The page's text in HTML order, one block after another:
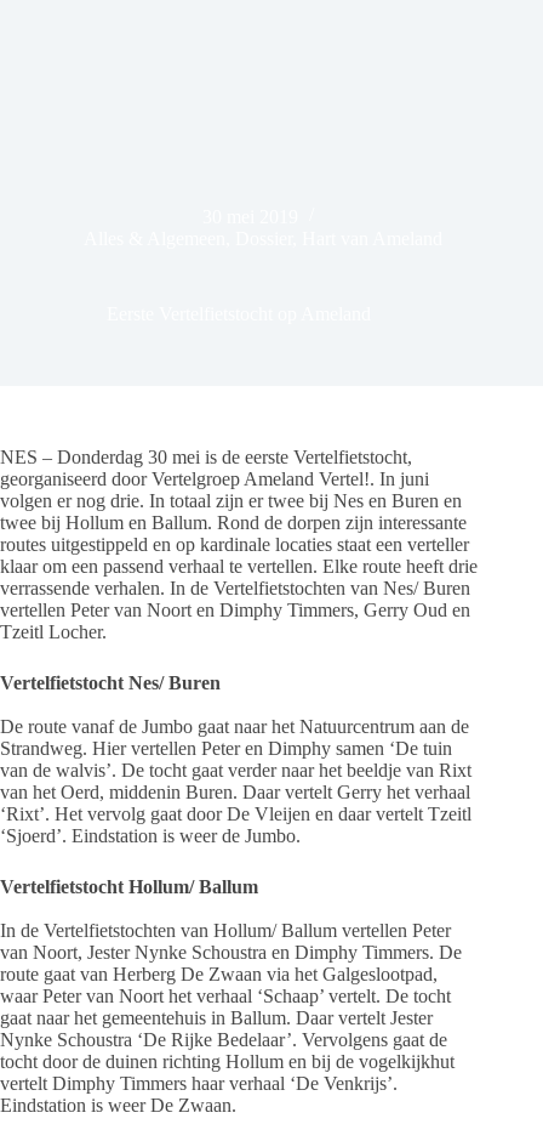
NES – Donderdag 30 mei is de eerste Vertelfietstocht,
georganiseerd door Vertelgroep Ameland Vertel!. In juni
volgen er nog drie. In totaal zijn er twee bij Nes en Buren en
twee bij Hollum en Ballum. Rond de dorpen zijn interessante
routes uitgestippeld en op kardinale locaties staat een verteller
klaar om een passend verhaal te vertellen. Elke route heeft drie
verrassende verhalen. In de Vertelfietstochten van Nes/ Buren
vertellen Peter van Noort en Dimphy Timmers, Gerry Oud en
Tzeitl Locher.
Vertelfietstocht Nes/ Buren
De route vanaf de Jumbo gaat naar het Natuurcentrum aan de
Strandweg. Hier vertellen Peter en Dimphy samen ‘De tuin
van de walvis’. De tocht gaat verder naar het beeldje van Rixt
van het Oerd, middenin Buren. Daar vertelt Gerry het verhaal
‘Rixt’. Het vervolg gaat door De Vleijen en daar vertelt Tzeitl
‘Sjoerd’. Eindstation is weer de Jumbo.
Vertelfietstocht Hollum/ Ballum
In de Vertelfietstochten van Hollum/ Ballum vertellen Peter
van Noort, Jester Nynke Schoustra en Dimphy Timmers. De
route gaat van Herberg De Zwaan via het Galgeslootpad,
waar Peter van Noort het verhaal ‘Schaap’ vertelt. De tocht
gaat naar het gemeentehuis in Ballum. Daar vertelt Jester
Nynke Schoustra ‘De Rijke Bedelaar’. Vervolgens gaat de
tocht door de duinen richting Hollum en bij de vogelkijkhut
vertelt Dimphy Timmers haar verhaal ‘De Venkrijs’.
Eindstation is weer De Zwaan.